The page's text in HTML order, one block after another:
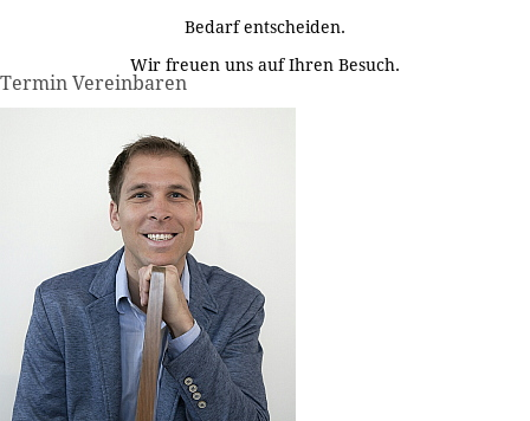
Bedarf entscheiden.
Wir freuen uns auf Ihren Besuch.
Termin Vereinbaren